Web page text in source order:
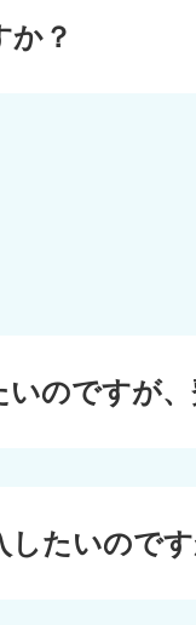
か？
いのですが
したいので